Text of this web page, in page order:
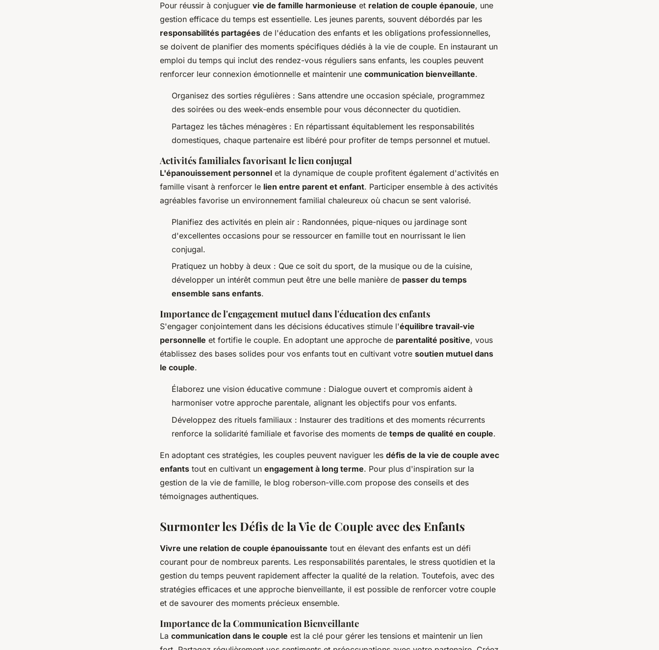
Pour réussir à conjuguer vie de famille harmonieuse et relation de couple épanouie, une
gestion efficace du temps est essentielle. Les jeunes parents, souvent débordés par les
responsabilités partagées de l'éducation des enfants et les obligations professionnelles,
se doivent de planifier des moments spécifiques dédiés à la vie de couple. En instaurant un
emploi du temps qui inclut des rendez-vous réguliers sans enfants, les couples peuvent
renforcer leur connexion émotionnelle et maintenir une communication bienveillante.
Organisez des sorties régulières : Sans attendre une occasion spéciale, programmez
des soirées ou des week-ends ensemble pour vous déconnecter du quotidien.
Partagez les tâches ménagères : En répartissant équitablement les responsabilités
domestiques, chaque partenaire est libéré pour profiter de temps personnel et mutuel.
Activités familiales favorisant le lien conjugal
L'épanouissement personnel et la dynamique de couple profitent également d'activités en
famille visant à renforcer le lien entre parent et enfant. Participer ensemble à des activités
agréables favorise un environnement familial chaleureux où chacun se sent valorisé.
Planifiez des activités en plein air : Randonnées, pique-niques ou jardinage sont
d'excellentes occasions pour se ressourcer en famille tout en nourrissant le lien
conjugal.
Pratiquez un hobby à deux : Que ce soit du sport, de la musique ou de la cuisine,
développer un intérêt commun peut être une belle manière de passer du temps
ensemble sans enfants.
Importance de l'engagement mutuel dans l'éducation des enfants
S'engager conjointement dans les décisions éducatives stimule l'équilibre travail-vie
personnelle et fortifie le couple. En adoptant une approche de parentalité positive, vous
établissez des bases solides pour vos enfants tout en cultivant votre soutien mutuel dans
le couple.
Élaborez une vision éducative commune : Dialogue ouvert et compromis aident à
harmoniser votre approche parentale, alignant les objectifs pour vos enfants.
Développez des rituels familiaux : Instaurer des traditions et des moments récurrents
renforce la solidarité familiale et favorise des moments de temps de qualité en couple.
En adoptant ces stratégies, les couples peuvent naviguer les défis de la vie de couple avec
enfants tout en cultivant un engagement à long terme. Pour plus d'inspiration sur la
gestion de la vie de famille, le blog roberson-ville.com propose des conseils et des
témoignages authentiques.
Surmonter les Défis de la Vie de Couple avec des Enfants
Vivre une relation de couple épanouissante tout en élevant des enfants est un défi
courant pour de nombreux parents. Les responsabilités parentales, le stress quotidien et la
gestion du temps peuvent rapidement affecter la qualité de la relation. Toutefois, avec des
stratégies efficaces et une approche bienveillante, il est possible de renforcer votre couple
et de savourer des moments précieux ensemble.
Importance de la Communication Bienveillante
La communication dans le couple est la clé pour gérer les tensions et maintenir un lien